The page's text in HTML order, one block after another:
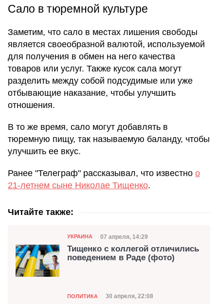
Сало в тюремной культуре
Заметим, что сало в местах лишения свободы
является своеобразной валютой, используемой
для получения в обмен на него качества
товаров или услуг. Также кусок сала могут
разделить между собой подсудимые или уже
отбывающие наказание, чтобы улучшить
отношения.
В то же время, сало могут добавлять в
тюремную пищу, так называемую баланду, чтобы
улучшить ее вкус.
Ранее "Телеграф" рассказывал, что известно о
21-летнем сыне Николае Тищенко.
Читайте также:
Категория
УКРАИНА Дата публикации
07 апреля, 14:29
Тищенко с коллегой отличились
поведением в Раде (фото)
Категория
ПОЛИТИКА Дата публикации
30 апреля, 22:08